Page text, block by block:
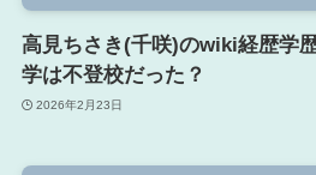
高見ちさき(千咲)のwiki経歴学
学は不登校だった？
2026年2月23日